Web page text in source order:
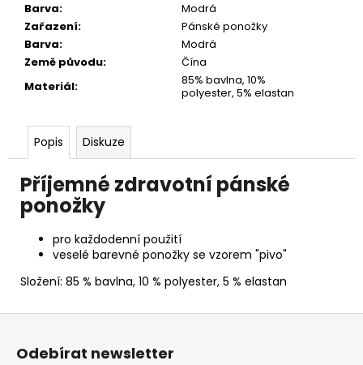
Barva:
Modrá
Zařazení:
Pánské ponožky
Barva:
Modrá
Země původu:
Čína
Materiál:
85% bavlna, 10%
polyester, 5% elastan
Popis Diskuze
Příjemné zdravotní pánské
ponožky
pro každodenní použití
veselé barevné ponožky se vzorem "pivo"
Složení: 85 % bavlna, 10 % polyester, 5 % elastan
Odebírat newsletter